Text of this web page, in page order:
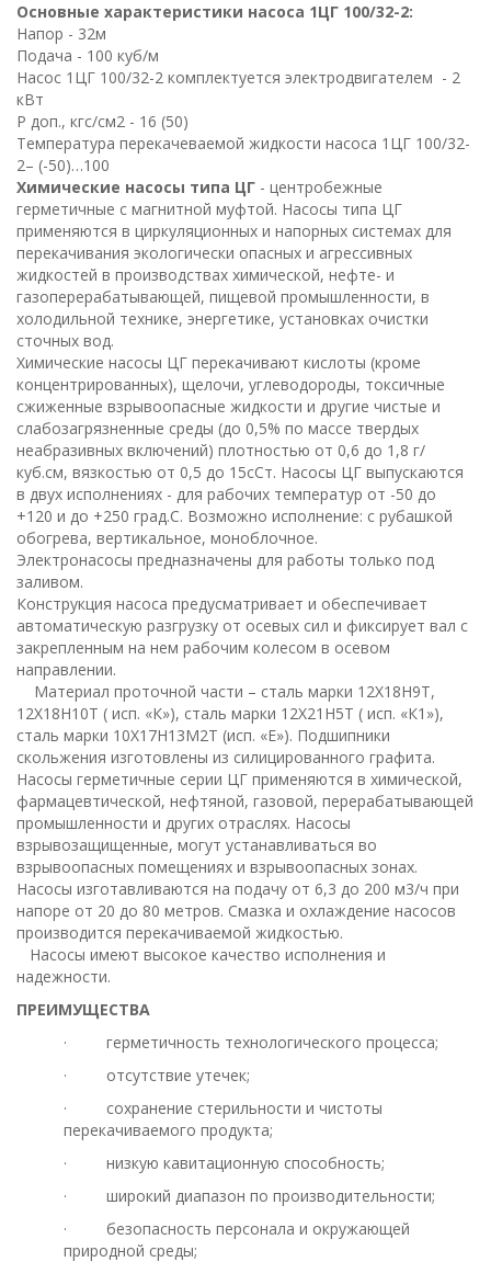
Основные характеристики насоса 1ЦГ 100/32-2:
Напор - 32м
Подача - 100 куб/м
Насос 1ЦГ 100/32-2 комплектуется электродвигателем - 2
кВт
Р доп., кгс/см2 - 16 (50)
Температура перекачеваемой жидкости насоса 1ЦГ 100/32-
2– (-50)…100
Химические насосы типа ЦГ - центробежные
герметичные с магнитной муфтой. Насосы типа ЦГ
применяются в циркуляционных и напорных системах для
перекачивания экологически опасных и агрессивных
жидкостей в производствах химической, нефте- и
газоперерабатывающей, пищевой промышленности, в
холодильной технике, энергетике, установках очистки
сточных вод.
Химические насосы ЦГ перекачивают кислоты (кроме
концентрированных), щелочи, углеводороды, токсичные
сжиженные взрывоопасные жидкости и другие чистые и
слабозагрязненные среды (до 0,5% по массе твердых
неабразивных включений) плотностью от 0,6 до 1,8 г/
куб.см, вязкостью от 0,5 до 15сСт. Насосы ЦГ выпускаются
в двух исполнениях - для рабочих температур от -50 до
+120 и до +250 град.С. Возможно исполнение: с рубашкой
обогрева, вертикальное, моноблочное.
Электронасосы предназначены для работы только под
заливом.
Конструкция насоса предусматривает и обеспечивает
автоматическую разгрузку от осевых сил и фиксирует вал с
закрепленным на нем рабочим колесом в осевом
направлении.
Материал проточной части – сталь марки 12Х18Н9Т,
12Х18Н10Т ( исп. «К»), сталь марки 12Х21Н5Т ( исп. «К1»),
сталь марки 10Х17Н13М2Т (исп. «Е»). Подшипники
скольжения изготовлены из силицированного графита.
Насосы герметичные серии ЦГ применяются в химической,
фармацевтической, нефтяной, газовой, перерабатывающей
промышленности и других отраслях. Насосы
взрывозащищенные, могут устанавливаться во
взрывоопасных помещениях и взрывоопасных зонах.
Насосы изготавливаются на подачу от 6,3 до 200 м3/ч при
напоре от 20 до 80 метров. Смазка и охлаждение насосов
производится перекачиваемой жидкостью.
Насосы имеют высокое качество исполнения и
надежности.
ПРЕИМУЩЕСТВА
·
герметичность технологического процесса;
·
отсутствие утечек;
·
сохранение стерильности и чистоты
перекачиваемого продукта;
·
низкую кавитационную способность;
·
широкий диапазон по производительности;
·
безопасность персонала и окружающей
природной среды;